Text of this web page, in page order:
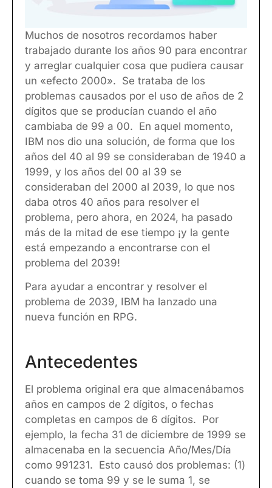
Muchos de nosotros recordamos haber
trabajado durante los años 90 para encontrar
y arreglar cualquier cosa que pudiera causar
un «efecto 2000». Se trataba de los
problemas causados por el uso de años de 2
dígitos que se producían cuando el año
cambiaba de 99 a 00. En aquel momento,
IBM nos dio una solución, de forma que los
años del 40 al 99 se consideraban de 1940 a
1999, y los años del 00 al 39 se
consideraban del 2000 al 2039, lo que nos
daba otros 40 años para resolver el
problema, pero ahora, en 2024, ha pasado
más de la mitad de ese tiempo ¡y la gente
está empezando a encontrarse con el
problema del 2039!
Para ayudar a encontrar y resolver el
problema de 2039, IBM ha lanzado una
nueva función en RPG.
Antecedentes
El problema original era que almacenábamos
años en campos de 2 dígitos, o fechas
completas en campos de 6 dígitos. Por
ejemplo, la fecha 31 de diciembre de 1999 se
almacenaba en la secuencia Año/Mes/Día
como 991231. Esto causó dos problemas: (1)
cuando se toma 99 y se le suma 1, se